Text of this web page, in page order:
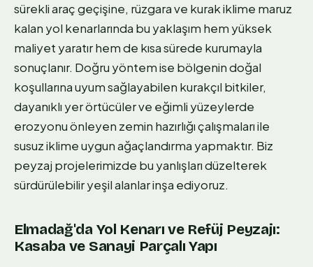
sürekli araç geçişine, rüzgara ve kurak iklime maruz
kalan yol kenarlarında bu yaklaşım hem yüksek
maliyet yaratır hem de kısa sürede kurumayla
sonuçlanır. Doğru yöntem ise bölgenin doğal
koşullarına uyum sağlayabilen kurakçıl bitkiler,
dayanıklı yer örtücüler ve eğimli yüzeylerde
erozyonu önleyen zemin hazırlığı çalışmaları ile
susuz iklime uygun ağaçlandırma yapmaktır. Biz
peyzaj projelerimizde bu yanlışları düzelterek
sürdürülebilir yeşil alanlar inşa ediyoruz.
Elmadağ'da Yol Kenarı ve Refüj Peyzajı:
Kasaba ve Sanayi Parçalı Yapı